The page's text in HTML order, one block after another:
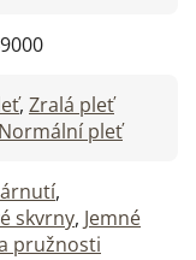
, Zralá pleť
Normální pleť
,
skvrny, Jemné
pružnosti